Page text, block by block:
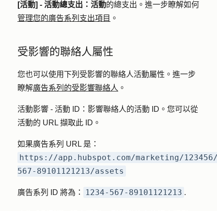
[活動] - 活動總支出：活動的總支出。進一步瞭解如何
管理您的廣告系列支出項目 。
受影響的聯絡人屬性
您也可以使用下列受影響的聯絡人活動屬性。進一步
瞭解廣告系列的受影響聯絡人 。
活動影響 - 活動 ID ：影響聯絡人的活動 ID。您可以從
活動的 URL 擷取此 ID。
如果廣告系列 URL 是：
https://app.hubspot.com/marketing/123456/
567-89101121213/assets
廣告系列 ID 將為： 1234-567-89101121213 .